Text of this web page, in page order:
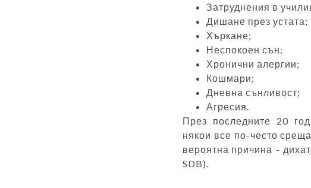
Затруднения в
Дишане през устата;
Хъркане;
Неспокоен сън;
Хронични алергии;
Кошмари;
Дневна сънливост;
Агресия.
През последните 20
някои все по-често
вероятна причина –
SDB).